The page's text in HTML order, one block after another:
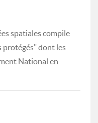
spatiales compile
protégés" dont les
National en